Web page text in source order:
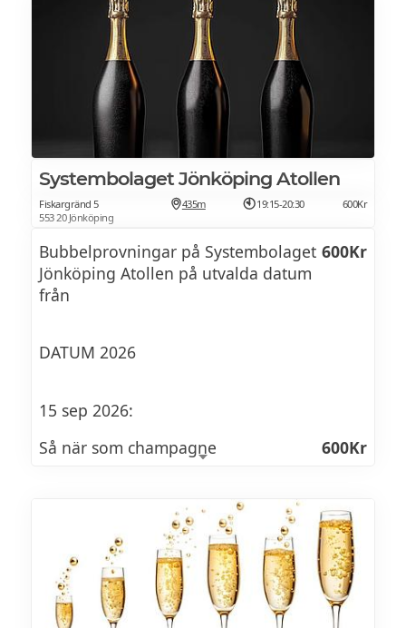
Systembolaget Jönköping Atollen
Fiskargränd 5
553 20 Jönköping
435m 19:15-20:30 600Kr
Bubbelprovningar på Systembolaget
Jönköping Atollen på utvalda datum
från
600Kr
DATUM 2026
15 sep 2026:
Så när som champagne
600Kr
enligt den traditionella metoden, precis
som i Champagne. I denna exklusiva
bubbel-kategori hittar vi t.ex. Frankrikes
crémant, Spaniens corpinnat och Italiens
franciacorta. Välkommen till en kväll där vi
njuter av vad en längre tid på